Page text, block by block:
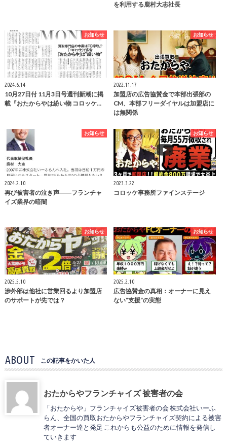
を利用する鹿村大志社長
お知らせ
2024.6.14
10月27日付 11月3日号週刊新潮に掲
載『おたからやは紛い物 コロッケ…
お知らせ
2022.11.17
加盟店の広告協賛金で本部出張部の
CM、本部フリーダイヤルは加盟店に
は無関係
お知らせ
2024.2.10
再び被害者の泣き声――フランチャ
イズ業界の暗闇
お知らせ
2023.3.22
コロッケ事務所ファインステージ
お知らせ
2025.5.10
渉外部は他社に営業回るより加盟店
のサポートが先では？
お知らせ
2025.2.10
広告協賛金の真相：オーナーに見え
ない“支援”の実態
ABOUT この記事をかいた人
おたからやフランチャイズ 被害者の会
「おたからや」フランチャイズ被害者の会 株式会社いーふ
らん、全国の買取おたからやフランチャイズ契約による被害
者オーナー達と発足 これからも公益のために情報を発信し
ていきます